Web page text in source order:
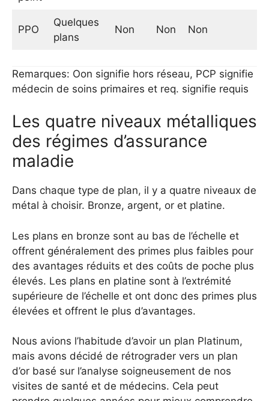
PPO
Quelques
plans
Non Non Non
Remarques: Oon signifie hors réseau, PCP signifie
médecin de soins primaires et req. signifie requis
Les quatre niveaux métalliques
des régimes d’assurance
maladie
Dans chaque type de plan, il y a quatre niveaux de
métal à choisir. Bronze, argent, or et platine.
Les plans en bronze sont au bas de l’échelle et
offrent généralement des primes plus faibles pour
des avantages réduits et des coûts de poche plus
élevés. Les plans en platine sont à l’extrémité
supérieure de l’échelle et ont donc des primes plus
élevées et offrent le plus d’avantages.
Nous avions l’habitude d’avoir un plan Platinum,
mais avons décidé de rétrograder vers un plan
d’or basé sur l’analyse soigneusement de nos
visites de santé et de médecins. Cela peut